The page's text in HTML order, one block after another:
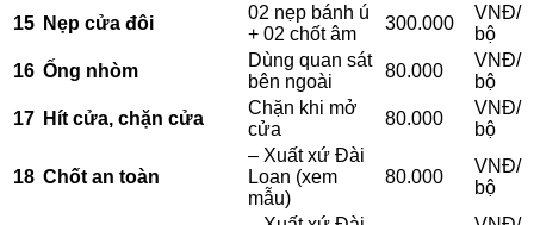
15 Nẹp cửa đôi
02 nẹp bánh ú
+ 02 chốt âm
300.000
VNĐ/
bộ
16 Ống nhòm
Dùng quan sát
bên ngoài
80.000
VNĐ/
bộ
17 Hít cửa, chặn cửa
Chặn khi mở
cửa
80.000
VNĐ/
bộ
18 Chốt an toàn
– Xuất xứ Đài
Loan (xem
mẫu)
80.000
VNĐ/
bộ